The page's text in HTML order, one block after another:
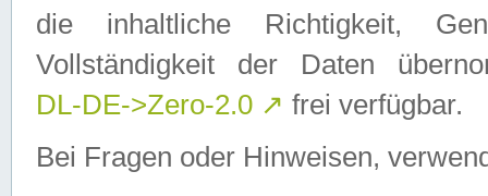
die inhaltliche Richtigkeit,
Vollständigkeit der Daten
DL-DE->Zero-2.0 ↗ frei verfügbar.
Bei Fragen oder Hinweisen,